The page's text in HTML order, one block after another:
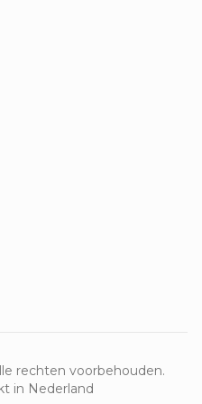
rechten voorbehouden.
in Nederland